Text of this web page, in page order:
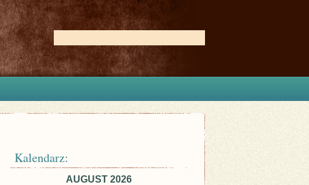
Kalendarz:
AUGUST 2026